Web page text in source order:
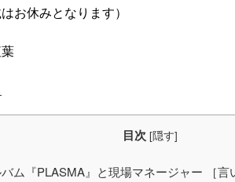
お休みとなります）
目次 [隠す]
ム『PLASMA』と現場マネージャー ［